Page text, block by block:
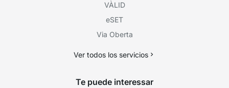
VÀLID
eSET
Via Oberta
Ver todos los servicios
Te puede interessar